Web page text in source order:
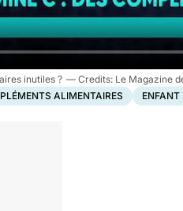
inutiles ?
Le Magazine
ALIMENTAIRES ENFANT